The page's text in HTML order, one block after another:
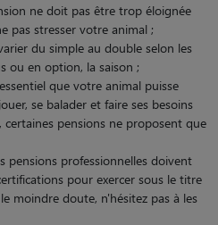
ne doit pas être trop éloignée
pas stresser votre animal ;
du simple au double selon les
ou en option, la saison ;
que votre animal puisse
se balader et faire ses besoins
certaines pensions ne proposent que
pensions professionnelles doivent
pour exercer sous le titre
moindre doute, n'hésitez pas à les